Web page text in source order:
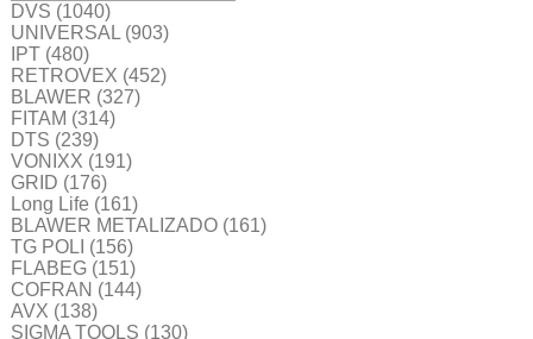
DVS (1040)
UNIVERSAL (903)
IPT (480)
RETROVEX (452)
BLAWER (327)
FITAM (314)
DTS (239)
VONIXX (191)
GRID (176)
Long Life (161)
BLAWER METALIZADO (161)
TG POLI (156)
FLABEG (151)
COFRAN (144)
AVX (138)
SIGMA TOOLS (130)